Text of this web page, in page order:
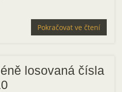
Pokračovat ve čtení
losovaná čísla